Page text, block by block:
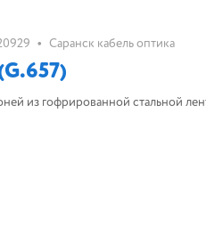
• Саранск кабель оптика
из гофрированной стальной